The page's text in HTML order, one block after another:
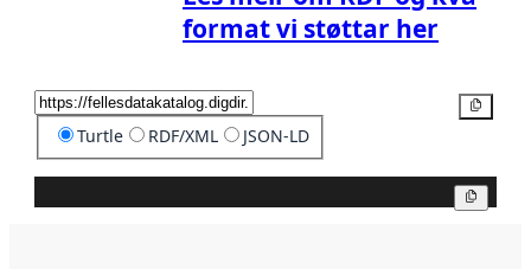
format vi støttar her
Turtle RDF/XML JSON-LD